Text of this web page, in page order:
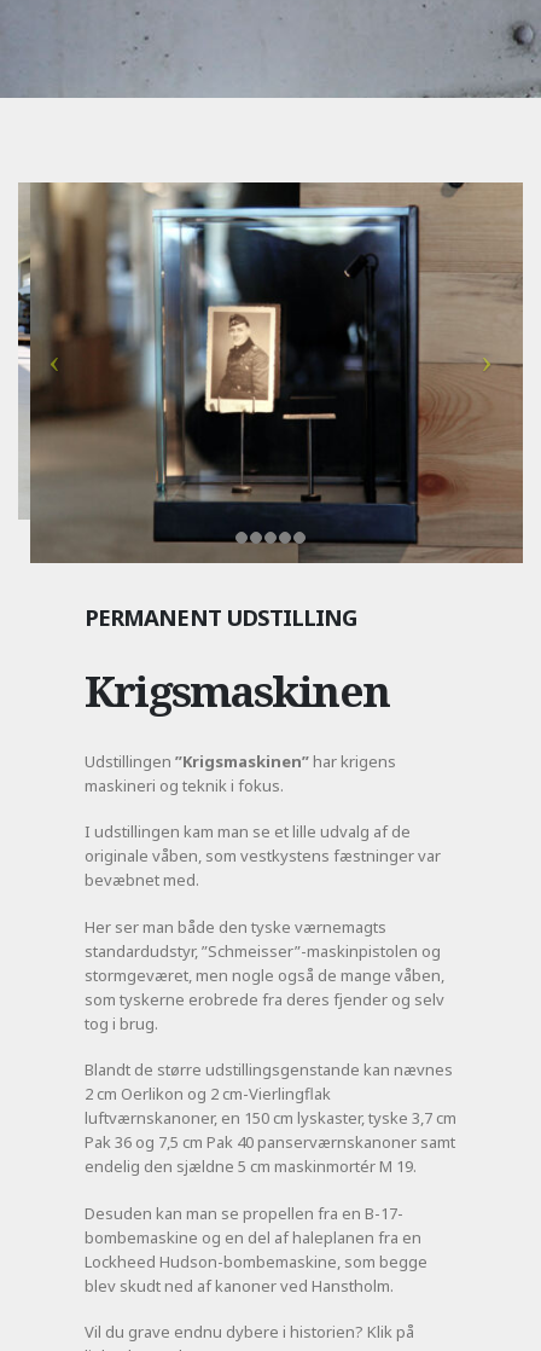
PERMANENT UDSTILLING
Krigsmaskinen
Udstillingen ”Krigsmaskinen” har krigens
maskineri og teknik i fokus.
I udstillingen kam man se et lille udvalg af de
originale våben, som vestkystens fæstninger var
bevæbnet med.
Her ser man både den tyske værnemagts
standardudstyr, ”Schmeisser”-maskinpistolen og
stormgeværet, men nogle også de mange våben,
som tyskerne erobrede fra deres fjender og selv
tog i brug.
Blandt de større udstillingsgenstande kan nævnes
2 cm Oerlikon og 2 cm-Vierlingflak
luftværnskanoner, en 150 cm lyskaster, tyske 3,7 cm
Pak 36 og 7,5 cm Pak 40 panserværnskanoner samt
endelig den sjældne 5 cm maskinmortér M 19.
Desuden kan man se propellen fra en B-17-
bombemaskine og en del af haleplanen fra en
Lockheed Hudson-bombemaskine, som begge
blev skudt ned af kanoner ved Hanstholm.
Vil du grave endnu dybere i historien? Klik på